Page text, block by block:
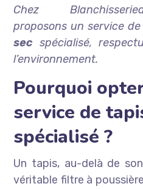
Chez
proposons un service de
sec spécialisé,
l’environnement.
Pourquoi
service de
spécialisé ?
Un tapis, au-delà de
véritable filtre à